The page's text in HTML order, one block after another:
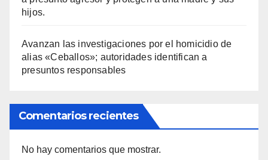
hijos.
Avanzan las investigaciones por el homicidio de
alias «Ceballos»; autoridades identifican a
presuntos responsables
Comentarios recientes
No hay comentarios que mostrar.